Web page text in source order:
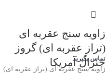
زاویه سنج عقربه ای
(تراز عقربه ای) گروز
جنرال آمریکا
تماس بگیرید
زاویه سنج عقربه ای (تراز عقربه ای)